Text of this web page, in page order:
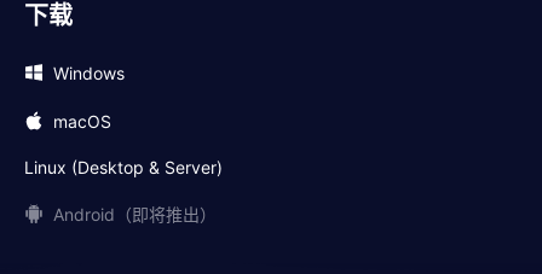
下载
Windows
macOS
Linux (Desktop & Server)
Android（即将推出）